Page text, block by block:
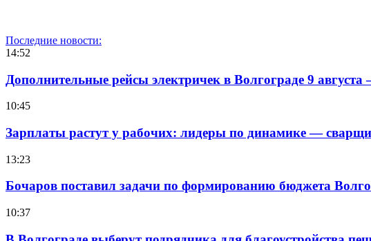
Последние новости:
14:52
Дополнительные рейсы электричек в Волгограде 9
10:45
Зарплаты растут у рабочих: лидеры по динамике —
13:23
Бочаров поставил задачи по формированию бюджета
10:37